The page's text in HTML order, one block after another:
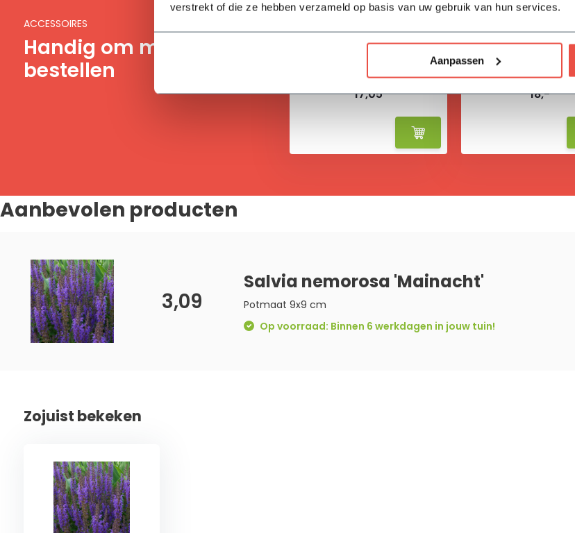
verstrekt of die ze hebben verzameld op basis van uw gebruik van hun services.
Aanpassen
ACCESSOIRES
Handig om mee te
bestellen
17,05
BAHCO
18,-
Aanbevolen producten
3,09
Salvia nemorosa 'Mainacht'
Potmaat 9x9 cm
Op voorraad: Binnen 6 werkdagen in jouw tuin!
Zojuist bekeken